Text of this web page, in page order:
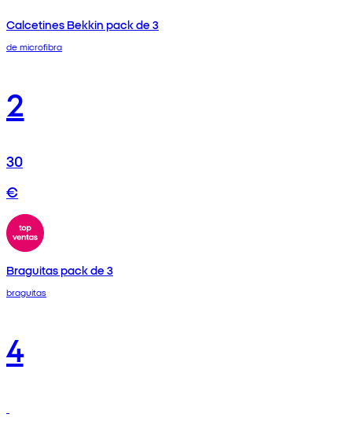
Calcetines Bekkin pack de 3
de microfibra
2
30
€
Braguitas pack de 3
braguitas
4